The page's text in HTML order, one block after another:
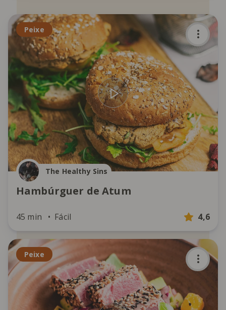
Peixe
The Healthy Sins
Hambúrguer de Atum
45 min Fácil 4,6
Peixe